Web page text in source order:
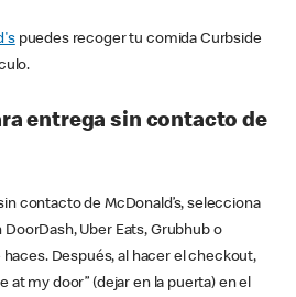
puedes recoger tu comida Curbside
entrega sin contacto de
contacto de McDonald’s, selecciona
Uber Eats, Grubhub o
Después, al hacer el checkout,
at my door” (dejar en la puerta) en el